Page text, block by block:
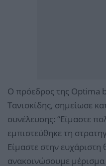
Ο πρόεδρος της Optima
Τανισκίδης, σημείωσε
συνέλευσης: ‘‘Είμαστε
εμπιστεύθηκε τη
Είμαστε στην
ανακοινώσουμε